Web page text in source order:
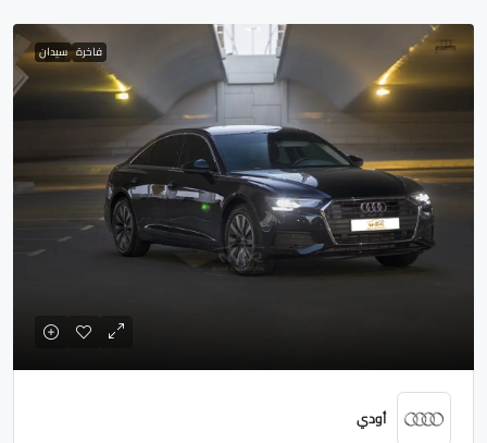
فاخرة سيدان
أودي